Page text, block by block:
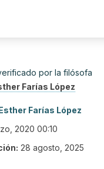
por la filósofa
Farías López
Farías López
2020 00:10
28 agosto, 2025